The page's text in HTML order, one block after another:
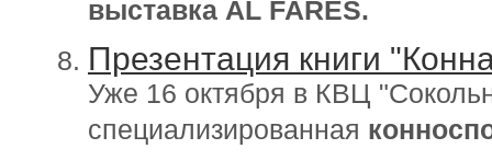
выставка AL FARES.
Презентация книги
Уже 16 октября в КВЦ
специализированная